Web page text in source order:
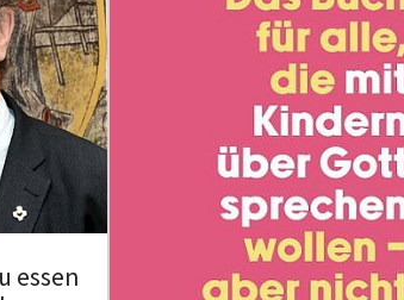
essen